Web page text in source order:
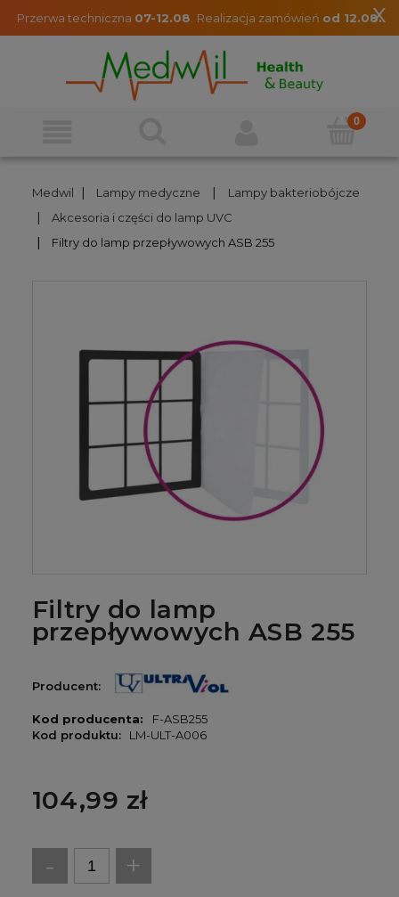
x
Przerwa techniczna 07-12.08 Realizacja zamówień od 12.08.
Medwil | Lampy medyczne | Lampy bakteriobójcze
| Akcesoria i części do lamp UVC
| Filtry do lamp przepływowych ASB 255
Filtry do lamp
przepływowych ASB 255
Producent:
Kod producenta:
F-ASB255
Kod produktu:
LM-ULT-A006
104,99 zł
- +